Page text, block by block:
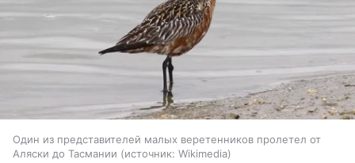
Один из представителей малых веретенников пролетел от
Аляски до Тасмании
источник: Wikimedia